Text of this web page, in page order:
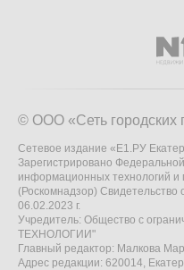
© ООО «Сеть городских
Сетевое издание «Е1.РУ
Зарегистрировано
информационных технологий и
(Роскомнадзор)
06.02.2023 г.
Учредитель: Общество с
ТЕХНОЛОГИИ"
Главный редактор: Малкова
Адрес редакции: 620014,